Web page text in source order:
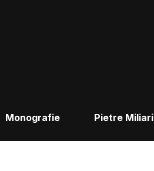
Monografie Pietre Miliari